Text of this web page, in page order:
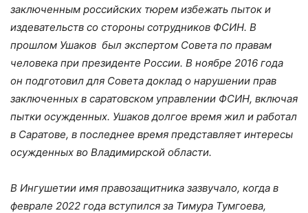
заключенным российских тюрем избежать пыток и
издевательств со стороны сотрудников ФСИН. В
прошлом Ушаков был экспертом Совета по правам
человека при президенте России. В ноябре 2016 года
он подготовил для Совета доклад о нарушении прав
заключенных в саратовском управлении ФСИН, включая
пытки осужденных. Ушаков долгое время жил и работал
в Саратове, в последнее время представляет интересы
осужденных во Владимирской области.
В Ингушетии имя правозащитника зазвучало, когда в
феврале 2022 года вступился за Тимура Тумгоева,